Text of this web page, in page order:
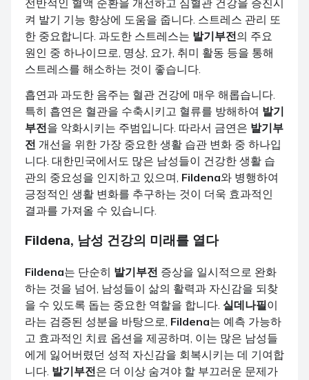
켜 발기 기능 향상에 도움을 줍니다. 스트레스 관리 또
한 중요합니다. 과도한 스트레스는 발기부전의 주요
원인 중 하나이므로, 명상, 요가, 취미 활동 등을 통해
스트레스를 해소하는 것이 좋습니다.
흡연과 과도한 음주는 혈관 건강에 매우 해롭습니다.
특히 흡연은 혈관을 수축시키고 혈류를 방해하여 발기
부전을 악화시키는 주범입니다. 따라서 금연은 발기부
전 개선을 위한 가장 중요한 생활 습관 변화 중 하나입
니다. 대한민국에서도 많은 남성들이 건강한 생활 습
관의 중요성을 인지하고 있으며, Fildena와 병행하여
긍정적인 생활 변화를 추구하는 것이 더욱 효과적인
결과를 가져올 수 있습니다.
Fildena, 남성 건강의 미래를 열다
Fildena는 단순히 발기부전 증상을 일시적으로 완화
하는 것을 넘어, 남성들이 삶의 활력과 자신감을 되찾
을 수 있도록 돕는 중요한 역할을 합니다. 실데나필이
라는 검증된 성분을 바탕으로, Fildena는 예측 가능하
고 효과적인 치료 옵션을 제공하며, 이는 많은 남성들
에게 잃어버렸던 성적 자신감을 회복시키는 데 기여합
니다. 발기부전은 더 이상 숨겨야 할 부끄러운 문제가